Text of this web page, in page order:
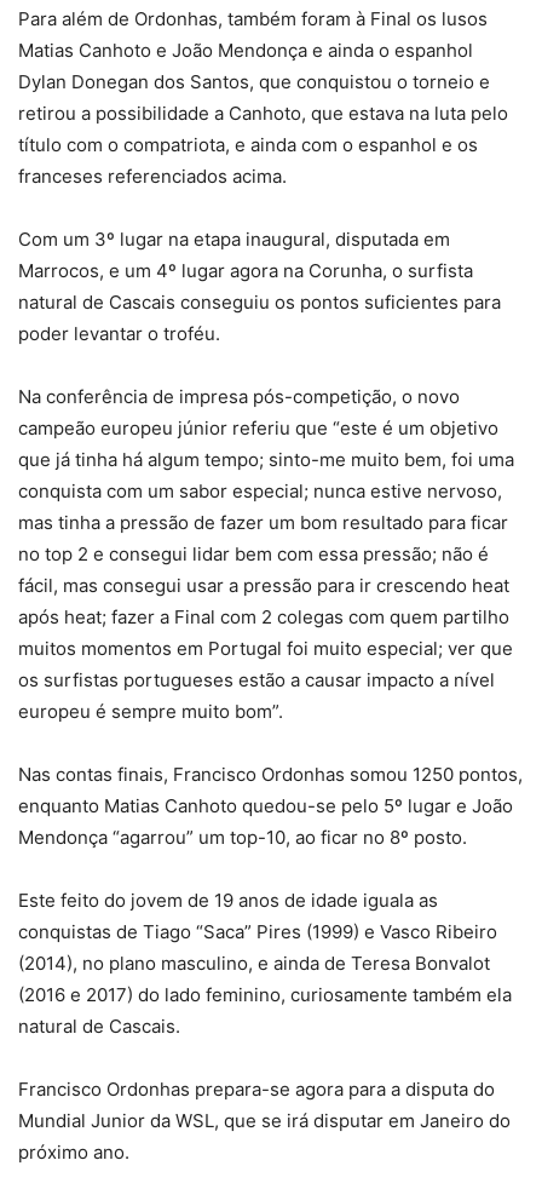
Para além de Ordonhas, também foram à Final os lusos
Matias Canhoto e João Mendonça e ainda o espanhol
Dylan Donegan dos Santos, que conquistou o torneio e
retirou a possibilidade a Canhoto, que estava na luta pelo
título com o compatriota, e ainda com o espanhol e os
franceses referenciados acima.
Com um 3º lugar na etapa inaugural, disputada em
Marrocos, e um 4º lugar agora na Corunha, o surfista
natural de Cascais conseguiu os pontos suficientes para
poder levantar o troféu.
Na conferência de impresa pós-competição, o novo
campeão europeu júnior referiu que “este é um objetivo
que já tinha há algum tempo; sinto-me muito bem, foi uma
conquista com um sabor especial; nunca estive nervoso,
mas tinha a pressão de fazer um bom resultado para ficar
no top 2 e consegui lidar bem com essa pressão; não é
fácil, mas consegui usar a pressão para ir crescendo heat
após heat; fazer a Final com 2 colegas com quem partilho
muitos momentos em Portugal foi muito especial; ver que
os surfistas portugueses estão a causar impacto a nível
europeu é sempre muito bom”.
Nas contas finais, Francisco Ordonhas somou 1250 pontos,
enquanto Matias Canhoto quedou-se pelo 5º lugar e João
Mendonça “agarrou” um top-10, ao ficar no 8º posto.
Este feito do jovem de 19 anos de idade iguala as
conquistas de Tiago “Saca” Pires (1999) e Vasco Ribeiro
(2014), no plano masculino, e ainda de Teresa Bonvalot
(2016 e 2017) do lado feminino, curiosamente também ela
natural de Cascais.
Francisco Ordonhas prepara-se agora para a disputa do
Mundial Junior da WSL, que se irá disputar em Janeiro do
próximo ano.